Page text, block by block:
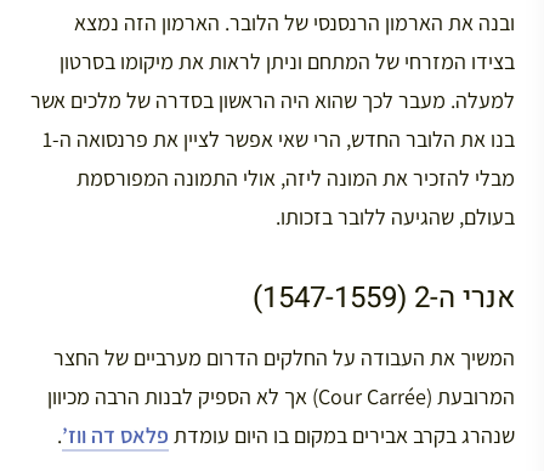
ובנה את הארמון הרנסנסי של הלובר. הארמון הזה נמצא
בצידו המזרחי של המתחם וניתן לראות את מיקומו בסרטון
למעלה. מעבר לכך שהוא היה הראשון בסדרה של מלכים אשר
בנו את הלובר החדש, הרי שאי אפשר לציין את פרנסואה ה-1
מבלי להזכיר את המונה ליזה, אולי התמונה המפורסמת
בעולם, שהגיעה ללובר בזכותו.
אנרי ה-2 (1547-1559)
המשיך את העבודה על החלקים הדרום מערביים של החצר
המרובעת (Cour Carrée) אך לא הספיק לבנות הרבה מכיוון
שנהרג בקרב אבירים במקום בו היום עומדת פלאס דה ווז’.